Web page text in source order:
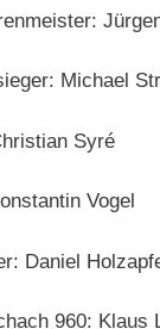
Michael
Syré
Vogel
Daniel
960: Klaus